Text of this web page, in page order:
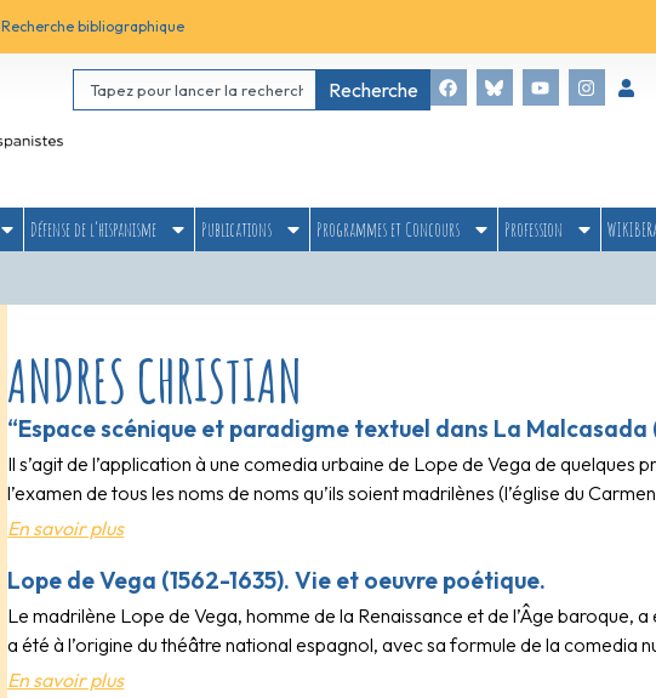
Recherche bibliographique
Recherche
Défense de l’hispanisme Publications Programmes et Concours Profession
ANDRES CHRISTIAN
“Espace scénique et paradigme textuel dans La Malcasada
Il s’agit de l’application à une comedia urbaine de Lope de Vega de quelques
l’examen de tous les noms de noms qu’ils soient madrilènes (l’église du
En savoir plus
Lope de Vega (1562-1635). Vie et oeuvre poétique.
Le madrilène Lope de Vega, homme de la Renaissance et de l’Âge baroque,
a été à l’origine du théâtre national espagnol, avec sa formule de la comedia
En savoir plus